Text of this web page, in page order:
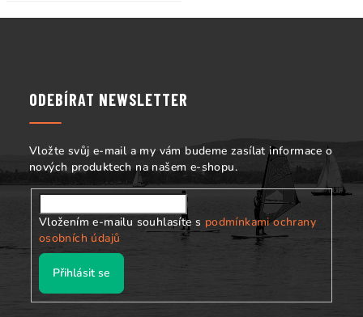
ODEBÍRAT NEWSLETTER
Vložte svůj e-mail a my vám budeme zasílat informace o
nových produktech na našem e-shopu.
Vložením e-mailu souhlasíte s podmínkami ochrany
osobních údajů
Přihlásit se